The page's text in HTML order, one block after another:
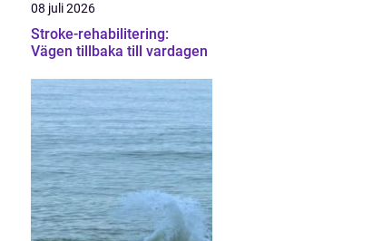
08 juli 2026
Stroke-rehabilitering:
Vägen tillbaka till vardagen